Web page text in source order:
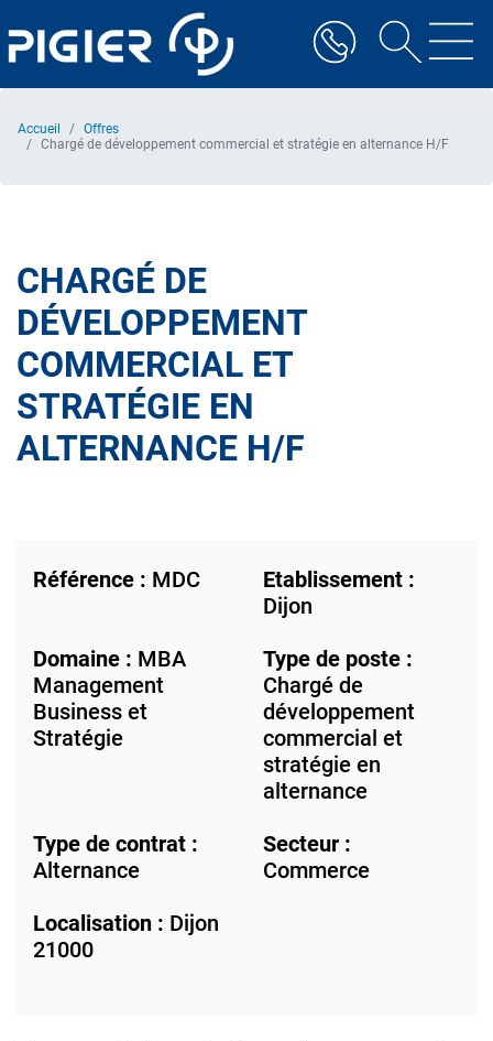
au
contenu
Accueil
Offres
Chargé de développement commercial et stratégie en alternance H/F
CHARGÉ DE
DÉVELOPPEMENT
COMMERCIAL ET
STRATÉGIE EN
ALTERNANCE H/F
Référence : MDC
Etablissement :
Dijon
Domaine : MBA
Management
Business et
Stratégie
Type de poste :
Chargé de
développement
commercial et
stratégie en
alternance
Type de contrat :
Alternance
Secteur :
Commerce
Localisation : Dijon
21000